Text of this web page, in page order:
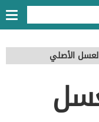
الأصلي